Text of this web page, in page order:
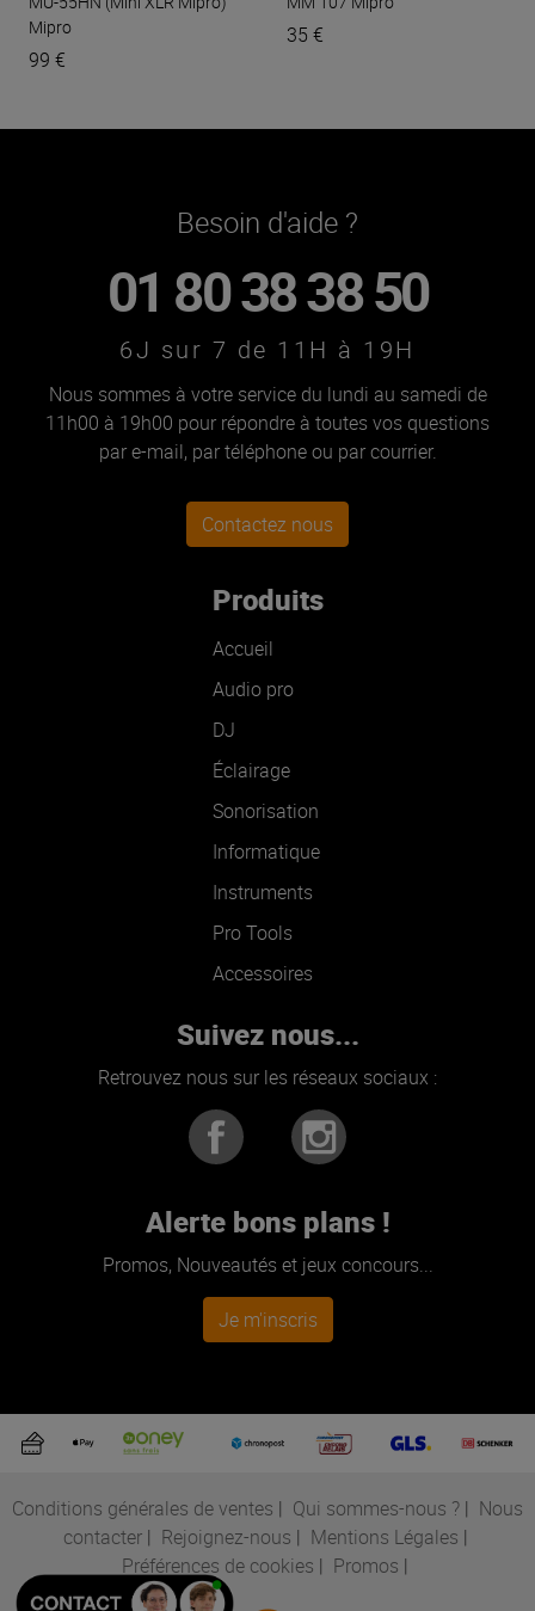
Mipro
99 €
35 €
Besoin d'aide ?
01 80 38 38 50
6J sur 7 de 11H à 19H
Nous sommes à votre service du lundi au samedi de
11h00 à 19h00 pour répondre à toutes vos questions
par e-mail, par téléphone ou par courrier.
Contactez nous
Produits
Accueil
Audio pro
DJ
Éclairage
Sonorisation
Informatique
Instruments
Pro Tools
Accessoires
Suivez nous...
Retrouvez nous sur les réseaux sociaux :
Alerte bons plans !
Promos, Nouveautés et jeux concours...
Je m'inscris
Conditions générales de ventes | Qui sommes-nous ? | Nous
contacter| Rejoignez-nous | Mentions Légales |
Préférences de cookies | Promos |